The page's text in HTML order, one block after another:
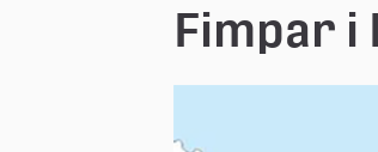
Fimpar i